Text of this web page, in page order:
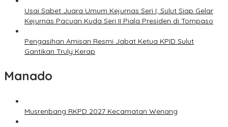
Usai Sabet Juara Umum Kejurnas Seri I, Sulut Siap Gelar
Kejurnas Pacuan Kuda Seri II Piala Presiden di Tompaso
Pengasihan Amisan Resmi Jabat Ketua KPID Sulut
Gantikan Truly Kerap
Manado
Musrenbang RKPD 2027 Kecamatan Wenang